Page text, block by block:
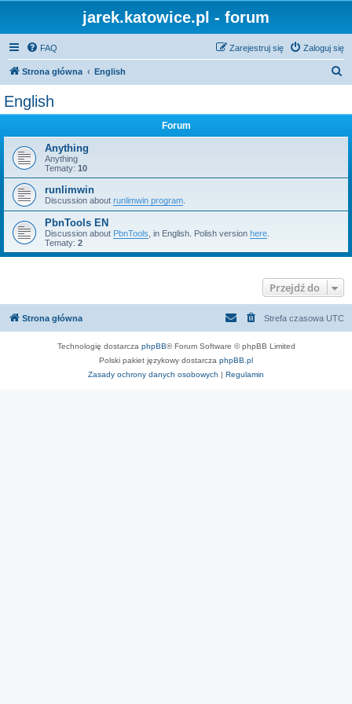
jarek.katowice.pl - forum
FAQ Zaloguj się
Zarejestruj się
Strona główna English
English
Forum
Anything
Anything
Tematy: 10
runlimwin
Discussion about runlimwin program
PbnTools EN
Discussion about PbnTools , in English. Polish version here
Tematy: 2
Przejdź do
Strona główna Strefa czasowa UTC
Technologię dostarcza phpBB® Forum Software © phpBB Limited
Polski pakiet językowy dostarcza phpBB.pl
Zasady ochrony danych osobowych | Regulamin